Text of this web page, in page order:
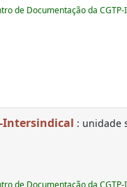
de Documentação da
Intersindical : unidade